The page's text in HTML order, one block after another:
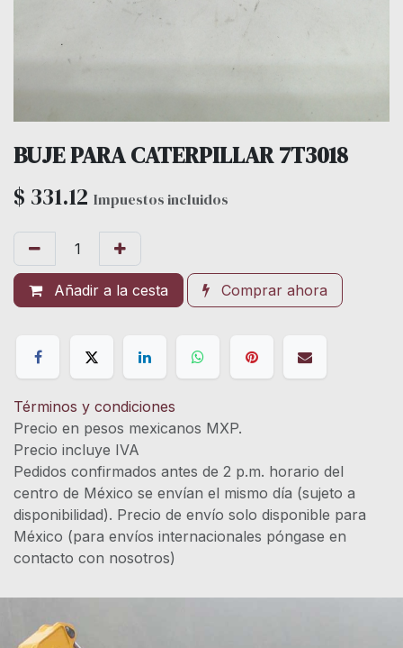
BUJE PARA CATERPILLAR 7T3018
$ 331.12 Impuestos incluidos
Añadir a la cesta Comprar ahora
Términos y condiciones
Precio en pesos mexicanos MXP.
Precio incluye IVA
Pedidos confirmados antes de 2 p.m. horario del
centro de México se envían el mismo día (sujeto a
disponibilidad). Precio de envío solo disponible para
México (para envíos internacionales póngase en
contacto con nosotros)